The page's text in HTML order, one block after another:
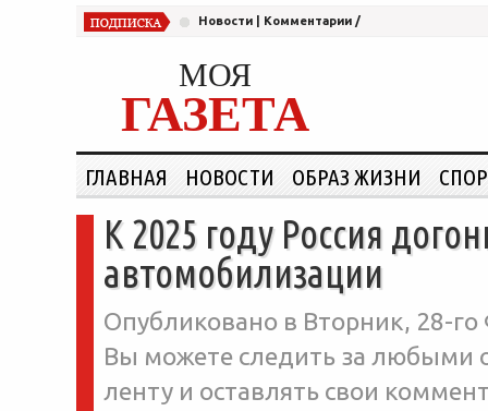
Новости Комментарии /
МОЯ
ГАЗЕТА
ГЛАВНАЯ НОВОСТИ ОБРАЗ ЖИЗНИ
К 2025 году Россия
автомобилизации
Опубликовано в Вторник, 28-
Вы можете следить за любыми
ленту и оставлять свои